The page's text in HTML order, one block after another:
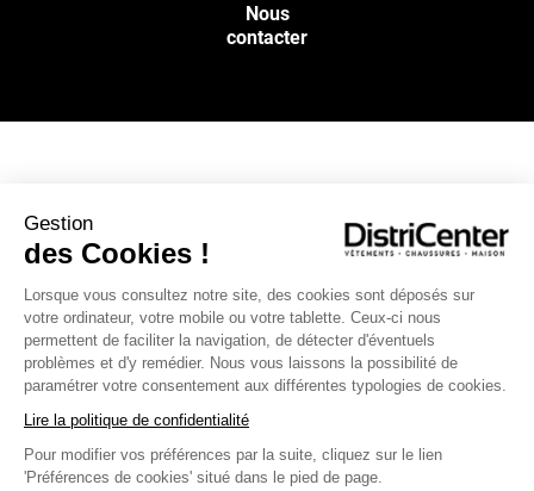
Gestion
des Cookies !
Lorsque vous consultez notre site, des cookies sont déposés sur
votre ordinateur, votre mobile ou votre tablette. Ceux-ci nous
permettent de faciliter la navigation, de détecter d'éventuels
problèmes et d'y remédier. Nous vous laissons la possibilité de
paramétrer votre consentement aux différentes typologies de cookies.
Lire la politique de confidentialité
Pour modifier vos préférences par la suite, cliquez sur le lien
'Préférences de cookies' situé dans le pied de page.
Nous
contacter
INFOS PRATIQUES
L’ENSEIGNE DISTRICENTER
Suivez-nous
Moyens de paiement